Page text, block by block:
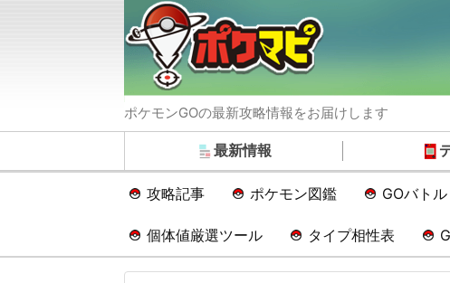
ポケモンGOの最新攻略情報をお届けします
最新情報
攻略記事 ポケモン図鑑 GOバト
個体値厳選ツール タイプ相性表